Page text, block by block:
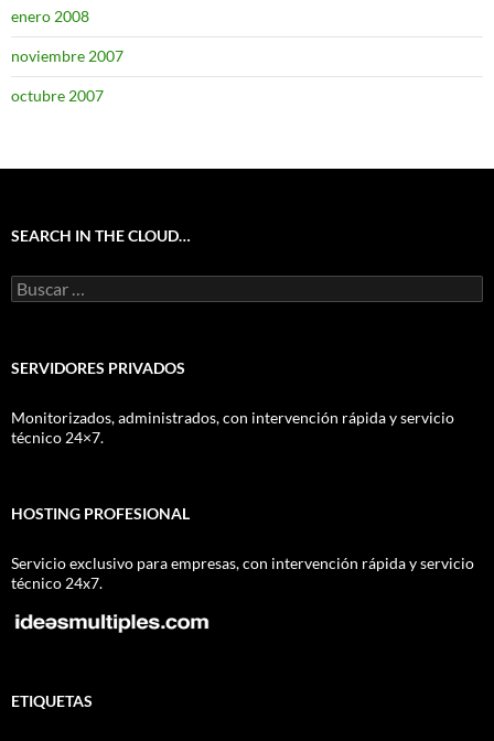
enero 2008
noviembre 2007
octubre 2007
SEARCH IN THE CLOUD…
Buscar:
SERVIDORES PRIVADOS
Monitorizados, administrados, con intervención rápida y servicio
técnico 24×7.
HOSTING PROFESIONAL
Servicio exclusivo para empresas, con intervención rápida y servicio
técnico 24x7.
ETIQUETAS